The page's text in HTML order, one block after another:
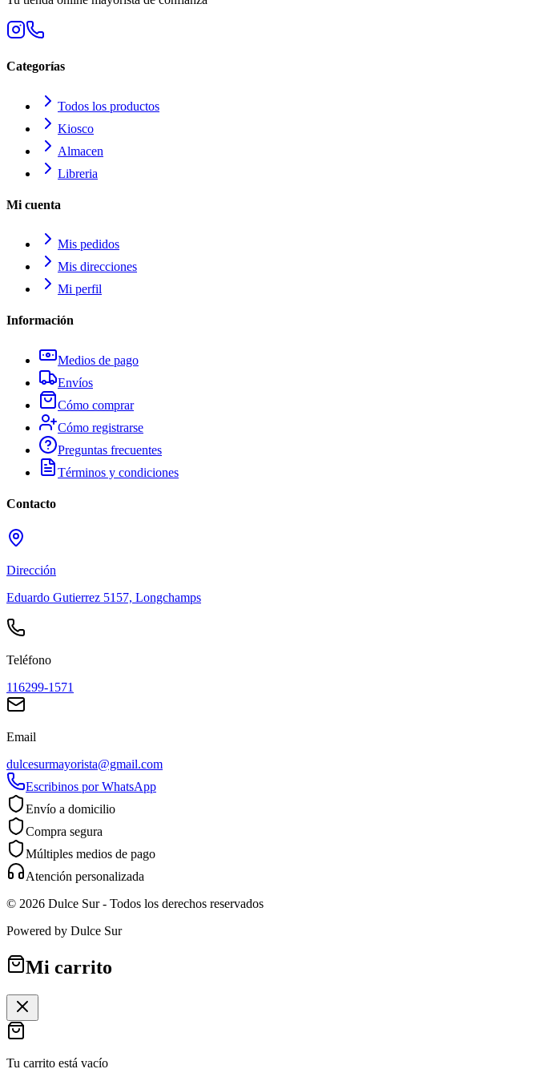
Categorías
Todos los productos
Kiosco
Almacen
Libreria
Mi cuenta
Mis pedidos
Mis direcciones
Mi perfil
Información
Medios de pago
Envíos
Cómo comprar
Cómo registrarse
Preguntas frecuentes
Términos y condiciones
Contacto
Dirección
Eduardo Gutierrez 5157, Longchamps
Teléfono
116299-1571
Email
dulcesurmayorista@gmail.com
Escribinos por WhatsApp
Envío a domicilio
Compra segura
Múltiples medios de pago
Atención personalizada
© 2026 Dulce Sur- Todos los derechos reservados
Powered by Dulce Sur
Mi carrito
Tu carrito está vacío